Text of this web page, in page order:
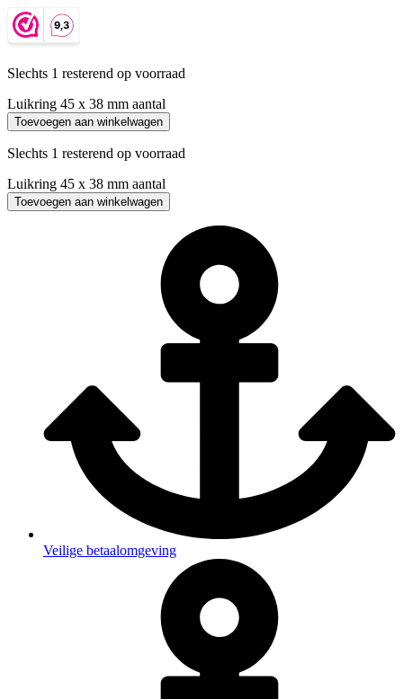
Slechts 1 resterend op voorraad
Luikring 45 x 38 mm aantal
Toevoegen aan winkelwagen
Slechts 1 resterend op voorraad
Luikring 45 x 38 mm aantal
Toevoegen aan winkelwagen
Veilige betaalomgeving